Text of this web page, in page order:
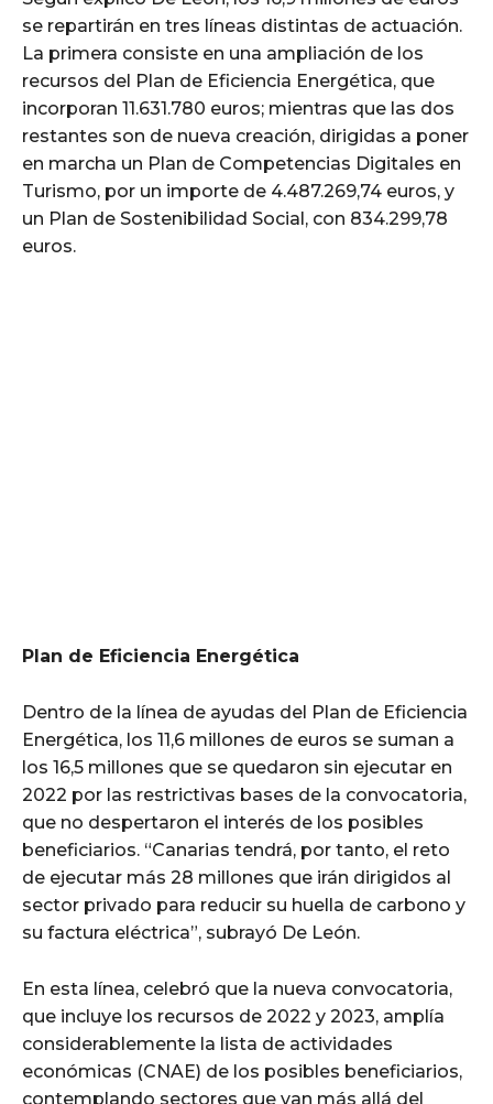
se repartirán en tres líneas distintas de actuación.
La primera consiste en una ampliación de los
recursos del Plan de Eficiencia Energética, que
incorporan 11.631.780 euros; mientras que las dos
restantes son de nueva creación, dirigidas a poner
en marcha un Plan de Competencias Digitales en
Turismo, por un importe de 4.487.269,74 euros, y
un Plan de Sostenibilidad Social, con 834.299,78
euros.
Plan de Eficiencia Energética
Dentro de la línea de ayudas del Plan de Eficiencia
Energética, los 11,6 millones de euros se suman a
los 16,5 millones que se quedaron sin ejecutar en
2022 por las restrictivas bases de la convocatoria,
que no despertaron el interés de los posibles
beneficiarios. “Canarias tendrá, por tanto, el reto
de ejecutar más 28 millones que irán dirigidos al
sector privado para reducir su huella de carbono y
su factura eléctrica”, subrayó De León.
En esta línea, celebró que la nueva convocatoria,
que incluye los recursos de 2022 y 2023, amplía
considerablemente la lista de actividades
económicas (CNAE) de los posibles beneficiarios,
contemplando sectores que van más allá del